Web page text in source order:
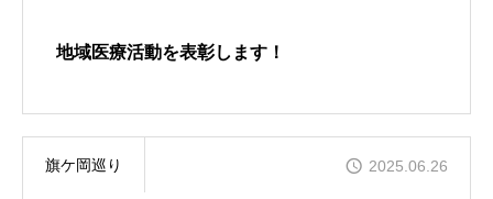
ご支援をいただいている関連団体
地域医療活動を表彰します！
旗ケ岡巡り 2025.06.26